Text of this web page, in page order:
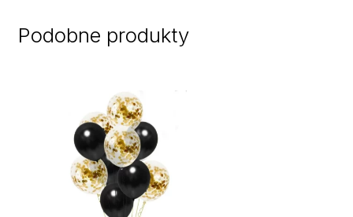
Podobne produkty